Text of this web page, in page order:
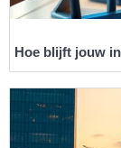
Hoe blijft jouw